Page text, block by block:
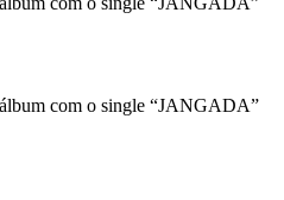
com o single “JANGADA”